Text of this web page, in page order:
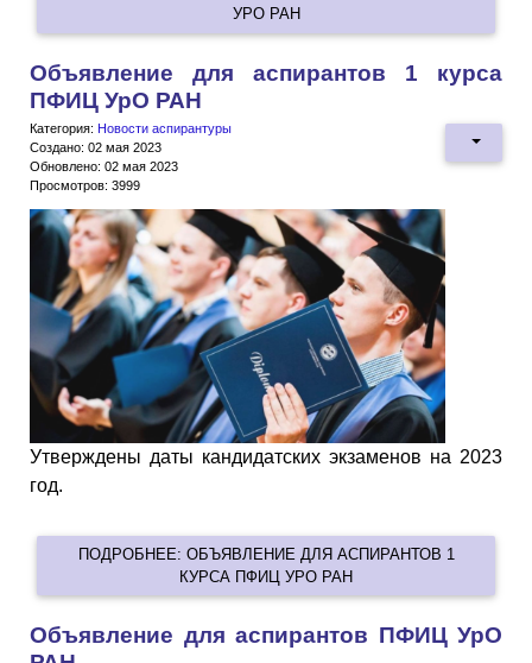
УРО РАН
Объявление для аспирантов 1 курса
ПФИЦ УрО РАН
Категория: Новости аспирантуры
Создано: 02 мая 2023
Обновлено: 02 мая 2023
Просмотров: 3999
Утверждены даты кандидатских экзаменов на 2023
год.
ПОДРОБНЕЕ: ОБЪЯВЛЕНИЕ ДЛЯ АСПИРАНТОВ 1
КУРСА ПФИЦ УРО РАН
Объявление для аспирантов ПФИЦ УрО